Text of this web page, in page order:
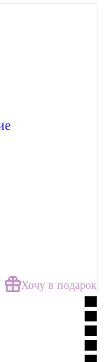
Хочу в подарок